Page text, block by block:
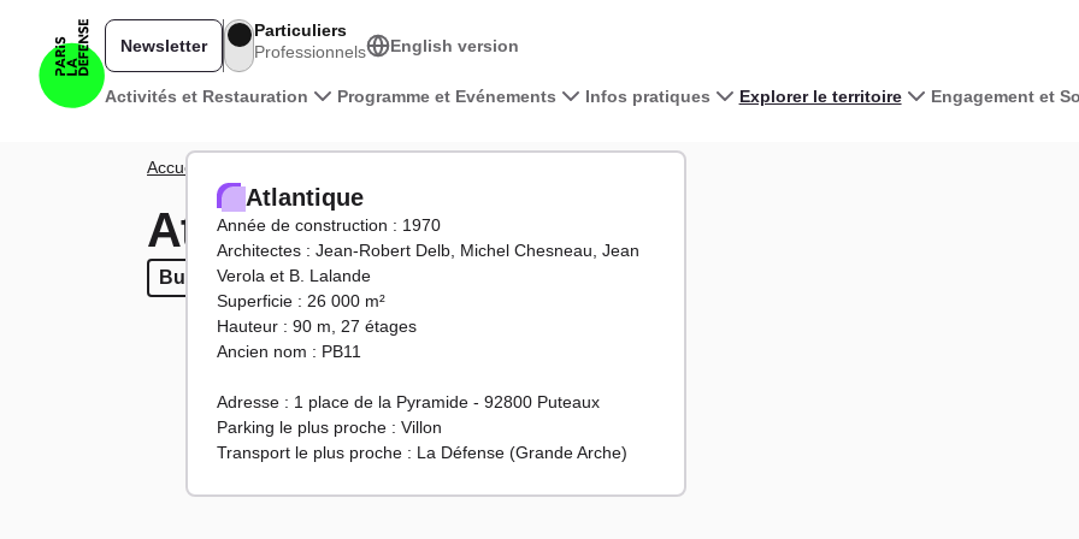
Navigation principale
Activités et Restauration Programme et Evénements Infos pratiques Explorer le territoire Engagement et
Newsletter
Particuliers
Professionnels
English version
Fil d'Ariane
Accueil
Atlantique
BureauxBureaux
Atlantique
Année de construction : 1970
Architectes : Jean-Robert Delb, Michel Chesneau, Jean
Verola et B. Lalande
Superficie : 26 000 m²
Hauteur : 90 m, 27 étages
Ancien nom : PB11
Adresse : 1 place de la Pyramide - 92800 Puteaux
Parking le plus proche : Villon
Transport le plus proche : La Défense (Grande Arche)